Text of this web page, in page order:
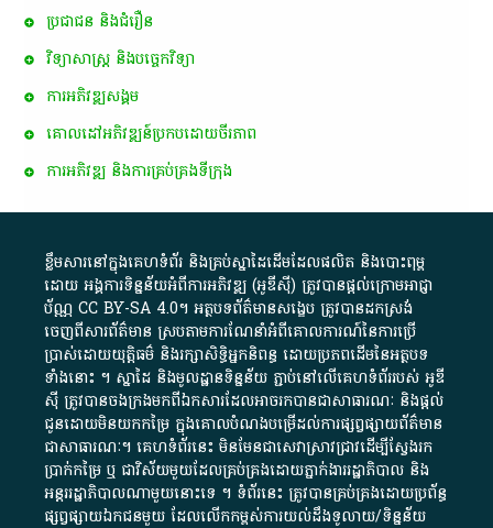
ប្រជាជន និងជំរឿន
វិទ្យាសាស្ត្រ និងបច្ចេកវិទ្យា
ការ​អភិវឌ្ឍ​សង្គម
គោលដៅ​អភិវឌ្ឍន៍​ប្រកបដោយ​ចីរភាព
ការអភិវឌ្ឍ និងការគ្រប់គ្រងទីក្រុង
ខ្លឹមសារ​នៅ​ក្នុង​គេហទំព័រ និង​គ្រប់​ស្នា​ដៃ​ដើម​ដែល​ផលិត​ និង​បោះពុម្ព​
ដោយ​ អង្គការ​ទិន្នន័យ​អំពី​ការអភិវឌ្ឍ​​ (អូ​ឌី​ស៊ី)​ ត្រូវ​បាន​ផ្តល់​ក្រោម​អាជ្ញា
ប័ណ្ណ​CC BY-SA 4.0។​ អត្ថបទ​ព័ត៌មាន​សង្ខេប​ ត្រូវ​បាន​ដកស្រង់​
ចេញពី​សារព័ត៌មាន ស្របតាមការ​ណែនាំ​អំពី​គោលការណ៍​នៃ​ការ​ប្រើ
ប្រាស់​ដោយ​យុត្តិធម៌​ និង​រក្សាសិទ្ធិអ្នកនិពន្ធ ដោយ​ប្រភពដើម​នៃ​​អត្ថបទ
ទាំង​នោះ​ ។​ ស្នាដៃ​ និង​មូលដ្ឋាន​ទិន្នន័យ ​ភ្ជាប់​នៅ​លើ​គេហទំព័រ​របស់​ អូ​ឌី​
ស៊ី​ ត្រូវ​បាន​ចងក្រង​មក​ពី​ឯកសារ​ដែល​អាច​រក​បានជា​សាធារណៈ​ និង​ផ្តល់​
ជូន​ដោយ​មិន​យក​កម្រៃ​ ក្នុង​គោលបំណង​បម្រើ​ដល់ការ​ផ្សព្វផ្សាយ​ព័ត៌មាន​
ជា​សាធារណៈ​។​ គេហទំព័រ​នេះ​ មិនមែន​ជា​សេវា​ស្រាវជ្រាវ​ដើម្បី​ស្វែងរក
ប្រាក់​កម្រៃ​ ឬ​ ជា​វិស័យ​មួយ​ដែល​គ្រប់គ្រង​ដោយ​ភ្នាក់ងារ​រដ្ឋាភិបាល​ និង ​
អន្តររដ្ឋាភិបាល​ណាមួយ​នោះ​ទេ ​។​ ទំព័រ​នេះ​ ត្រូវ​បាន​គ្រប់គ្រង​ដោយ​ប្រព័ន្ធ​
ផ្សព្វផ្សាយ​ឯកជន​មួយ​ ដែល​លើកកម្ពស់​ការ​យល់​ដឹង​ទូលាយ​/​ទិន្នន័យ​